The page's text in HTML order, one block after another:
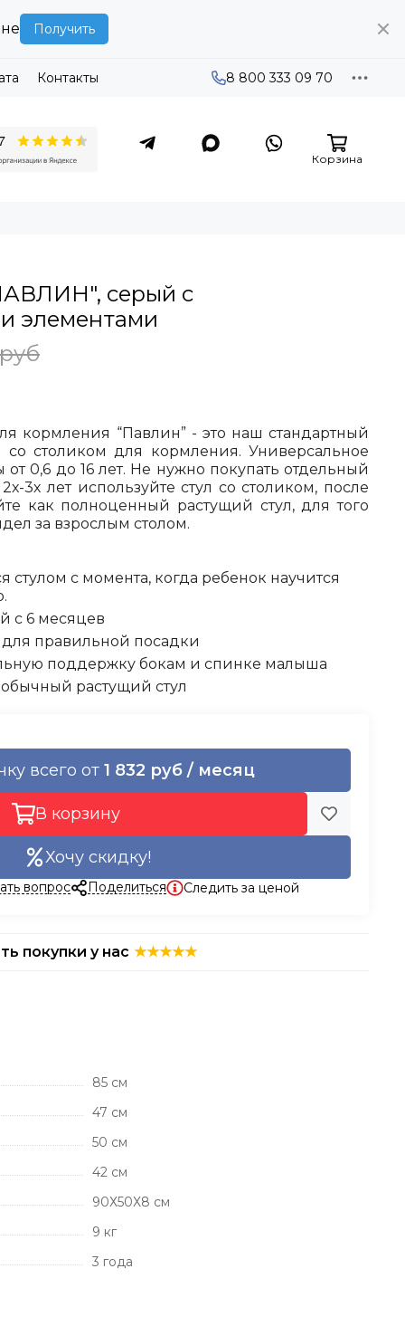
Получить
Контакты 8 800 333 09 70
Корзина
серый с
элементами
кормления “Павлин” - это наш стандартный
со столиком для кормления. Универсальное
0,6 до 16 лет. Не нужно покупать отдельный
3х лет используйте стул со столиком, после
как полноценный растущий стул, для того
за взрослым столом.
стулом с момента, когда ребенок научится
с 6 месяцев
правильной посадки
поддержку бокам и спинке малыша
растущий стул
всего от 1 832 руб / месяц
В корзину
Хочу скидку!
вопрос Поделиться Следить за ценой
покупки у нас
85 см
47 см
50 см
42 см
90Х50Х8 см
9 кг
3 года